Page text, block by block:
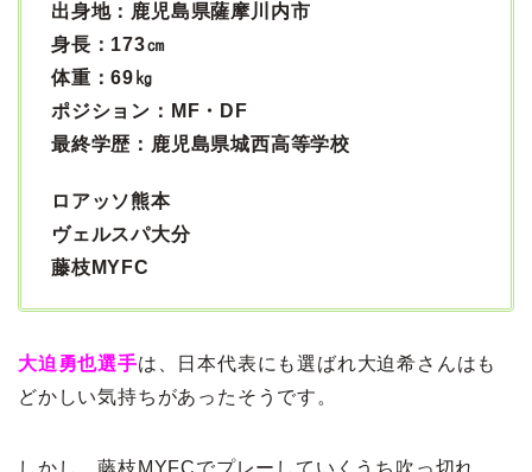
出身地：鹿児島県薩摩川内市
身長：173㎝
体重：69㎏
ポジション：MF・DF
最終学歴：鹿児島県城西高等学校
ロアッソ熊本
ヴェルスパ大分
藤枝MYFC
大迫勇也選手は、日本代表にも選ばれ大迫希さんはも
どかしい気持ちがあったそうです。